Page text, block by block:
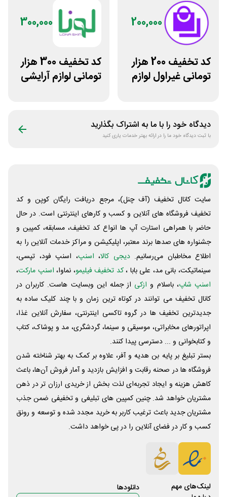
200,000
کد تخفیف 200 هزار
تومانی غیراول لوازم
300,000
کد تخفیف 300 هزار
تومانی لوازم آرایشی
دیدگاه خود را با ما به اشتراک بگذارید
با ثبت دیدگاه خود ما را در ارائه بهتر خدمات یاری کنید
سایت کانال تخفیف (آف چنل)، مرجع دریافت رایگان کوپن و کد
تخفیف فروشگاه های آنلاین و کسب و‌ کارهای اینترنتی است. در حال
حاضر با همراهی استارت آپ ها انواع کد تخفیف، مسابقه، کمپین و
جشنواره های صدها برند معتبر، اپلیکیشن و مراکز خدمات آنلاین را به
اطلاع مخاطبان می‌رسانیم. دیجی کالا، اسنپ، اسنپ فود، تپسی،
سینماتیکت، بانی مد، علی‌ بابا ،کد تخفیف فیلیمو، نماوا، اسنپ مارکت،
اسنپ شاپ، باسلام و ازکی از جمله این وبسایت ‌هاست. کاربران در
کانال تخفیف می توانند در کوتاه ترین زمان و با چند کلیک ساده به
جدیدترین تخفیف ها در گروه تاکسی اینترنتی، سفارش آنلاین غذا،
اپراتورهای مخابراتی، موسیقی و سینما، گردشگری، مد و پوشاک، کتاب
و کتابخوانی و ... دسترسی پیدا کنند.
بستر تبلیغ بر پایه بن هدیه و آفر، علاوه بر کمک به بهتر شناخته شدن
فروشگاه ها در صحنه رقابت و افزایش بازدید و آمار فروش آن‌ها، باعث
کاهش هزینه و ایجاد تجربه‌ای لذت بخش از خریدی ارزان تر در ذهن
مشتریان خواهد شد. چنین کمپین های تبلیغی و تخفیفی ضمن جذب
مشتریان جدید باعث ترغیب کاربر به خرید مجدد شده و توسعه و رونق
کسب و کار در فضای آنلاین را در پی خواهد داشت.
لینک‌های مهم دانلود‌ها